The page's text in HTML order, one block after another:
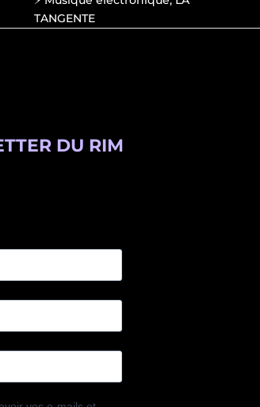
TANGENTE
DU RIM